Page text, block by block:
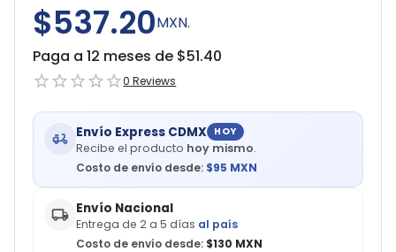
$537.20MXN.
Paga a 12 meses de $51.40
0 Reviews
Envío Express CDMX HOY
Recibe el producto hoy mismo.
Costo de envío desde: $95 MXN
Envío Nacional
Entrega de 2 a 5 días al país
Costo de envío desde: $130 MXN